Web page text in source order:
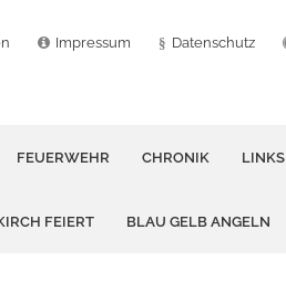
Impressum Datenschutz
FEUERWEHR CHRONIK LINKS
FEIERT BLAU GELB ANGELN